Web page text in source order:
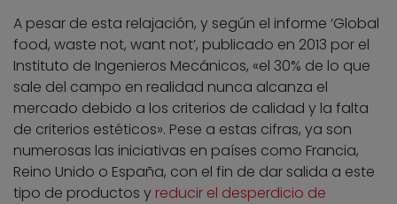
A pesar de esta relajación, y según el informe ‘Global
food, waste not, want not’, publicado en 2013 por el
Instituto de Ingenieros Mecánicos, «el 30% de lo que
sale del campo en realidad nunca alcanza el
mercado debido a los criterios de calidad y la falta
de criterios estéticos». Pese a estas cifras, ya son
numerosas las iniciativas en países como Francia,
Reino Unido o España, con el fin de dar salida a este
tipo de productos y reducir el desperdicio de